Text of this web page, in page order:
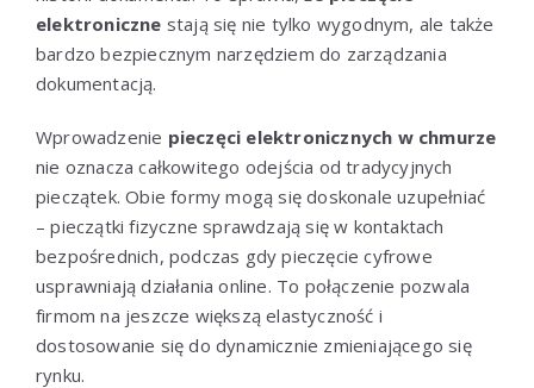
elektroniczne stają się nie tylko wygodnym, ale także
bardzo bezpiecznym narzędziem do zarządzania
dokumentacją.
Wprowadzenie pieczęci elektronicznych w chmurze
nie oznacza całkowitego odejścia od tradycyjnych
pieczątek. Obie formy mogą się doskonale uzupełniać
– pieczątki fizyczne sprawdzają się w kontaktach
bezpośrednich, podczas gdy pieczęcie cyfrowe
usprawniają działania online. To połączenie pozwala
firmom na jeszcze większą elastyczność i
dostosowanie się do dynamicznie zmieniającego się
rynku.